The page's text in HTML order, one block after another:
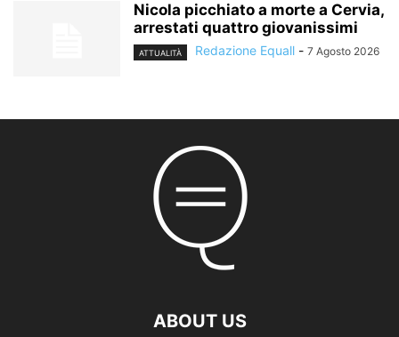
Nicola picchiato a morte a Cervia,
arrestati quattro giovanissimi
ATTUALITÀ Redazione Equall - 7 Agosto 2026
ABOUT US